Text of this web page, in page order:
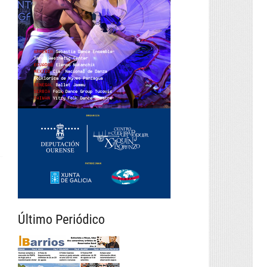
Último Periódico